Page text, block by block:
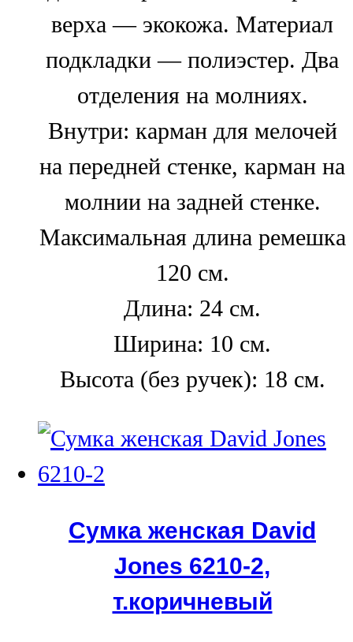
верха — экокожа. Материал
подкладки — полиэстер. Два
отделения на молниях.
Внутри: карман для мелочей
на передней стенке, карман на
молнии на задней стенке.
Максимальная длина ремешка
120 см.
Длина: 24 см.
Ширина: 10 см.
Высота (без ручек): 18 см.
Сумка женская David
Jones 6210-2,
т.коричневый